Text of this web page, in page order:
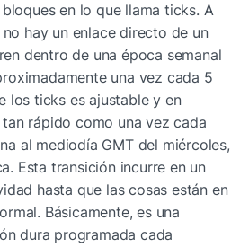
en lo que llama ticks. A
hay un enlace directo de un
dentro de una época semanal
una vez cada 5
los ticks es ajustable y en
rápido como una vez cada
al mediodía GMT del miércoles,
Esta transición incurre en un
hasta que las cosas están en
Básicamente, es una
dura programada cada